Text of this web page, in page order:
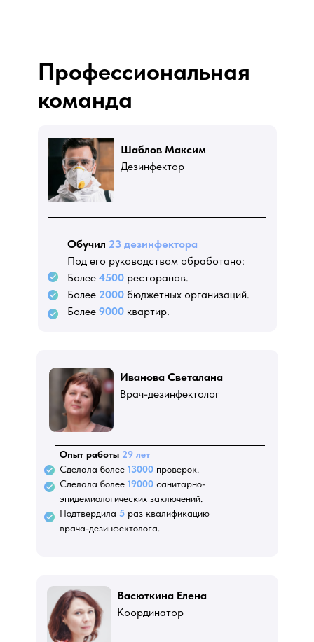
Васюткина Елена
Координатор
Иванова Светалана
Врач-дезинфектолог
Опыт работы 29 лет
Сделала более 13000 проверок.
Сделала более 19000 санитарно-
эпидемиологических заключений.
Подтвердила 5 раз квалификацию
врача-дезинфектолога.
Профессиональная
команда
Шаблов Максим
Дезинфектор
Обучил 23 дезинфектора
Под его руководством обработано:
Более 4500 ресторанов.
Более 2000 бюджетных организаций.
Более 9000 квартир.